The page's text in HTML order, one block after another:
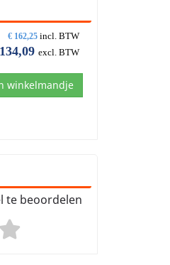
€ 162,25 incl. BTW
134,09 excl. BTW
winkelmandje
te beoordelen